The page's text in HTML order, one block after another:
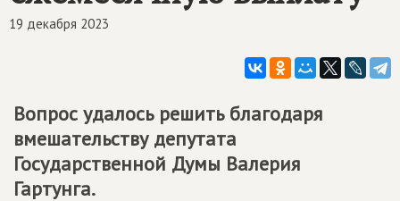
19 декабря 2023
Вопрос удалось решить благодаря
вмешательству депутата
Государственной Думы Валерия
Гартунга.